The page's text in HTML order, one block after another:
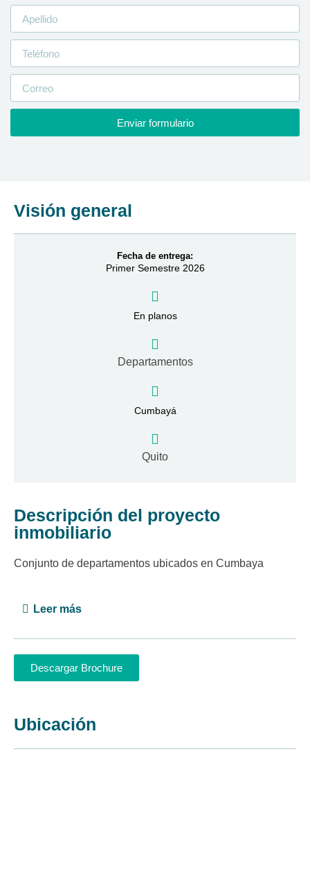
Visión general
Fecha de entrega:
Primer Semestre 2026
En planos
Departamentos
Cumbayá
Quito
Descripción del proyecto
inmobiliario
Conjunto de departamentos ubicados en Cumbaya
Leer más
Descargar Brochure
Ubicación
Enviar formulario